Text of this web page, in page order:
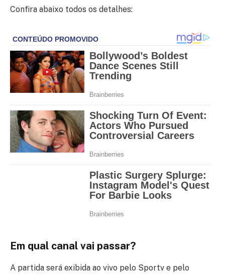
Confira abaixo todos os detalhes:
Em qual canal vai passar?
A partida será exibida ao vivo pelo Sportv e pelo